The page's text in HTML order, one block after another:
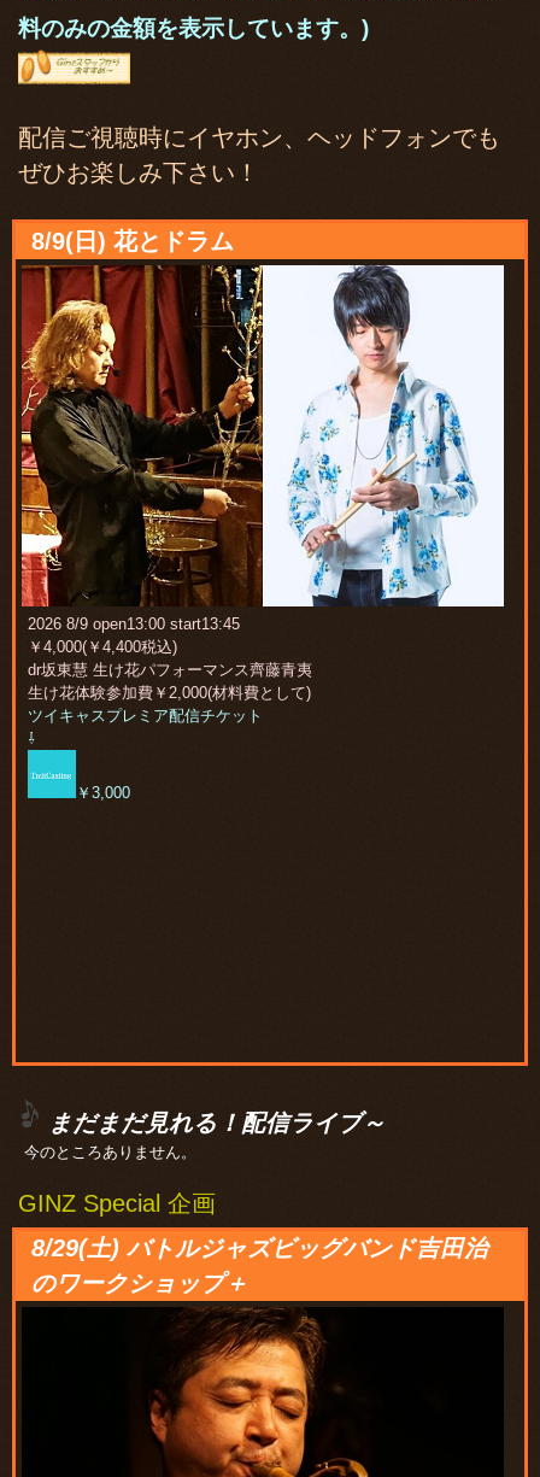
料のみの金額を表示しています。)
配信ご視聴時にイヤホン、ヘッドフォンでも
ぜひお楽しみ下さい！
8/9(日) 花とドラム
2026 8/9 open13:00 start13:45
￥4,000(￥4,400税込)
dr坂東慧 生け花パフォーマンス齊藤青夷
生け花体験参加費￥2,000(材料費として)
ツイキャスプレミア配信チケット
⇩
￥3,000
まだまだ見れる！配信ライブ～
今のところありません。
GINZ Special 企画
8/29(土) バトルジャズビッグバンド吉田治
のワークショップ＋